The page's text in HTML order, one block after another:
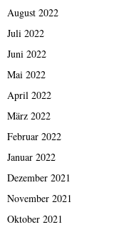
August 2022
Juli 2022
Juni 2022
Mai 2022
April 2022
März 2022
Februar 2022
Januar 2022
Dezember 2021
November 2021
Oktober 2021